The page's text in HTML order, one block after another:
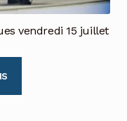
vendredi 15 juillet